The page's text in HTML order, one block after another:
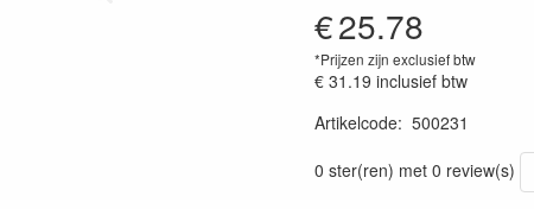
€25.78
*Prijzen zijn exclusief btw
€ 31.19 inclusief btw
Artikelcode: 500231
0 ster(ren) met 0 review(s)